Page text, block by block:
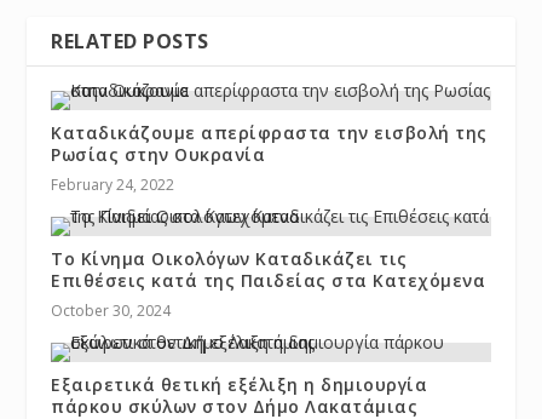
RELATED POSTS
Καταδικάζουμε απερίφραστα την εισβολή της
Ρωσίας στην Ουκρανία
February 24, 2022
Το Κίνημα Οικολόγων Καταδικάζει τις
Επιθέσεις κατά της Παιδείας στα Κατεχόμενα
October 30, 2024
Εξαιρετικά θετική εξέλιξη η δημιουργία
πάρκου σκύλων στον Δήμο Λακατάμιας